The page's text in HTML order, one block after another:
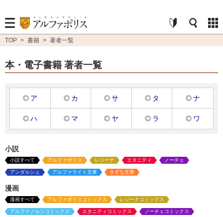
TOP > 書籍 > 著者一覧
本・電子書籍 著者一覧
ア カ サ タ ナ
ハ マ ヤ ラ ワ
小説
小説すべて アルファポリス レジーナ エタニティ ノーチェ
アンダルシュ アルファライト文庫 きずな文庫
漫画
漫画すべて アルファポリスコミックス レジーナコミックス
アルファノルンコミックス エタニティコミックス ノーチェコミックス